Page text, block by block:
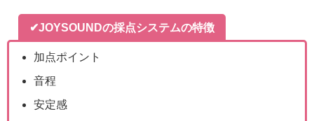
✔JOYSOUNDの採点システムの特徴
加点ポイント
音程
安定感